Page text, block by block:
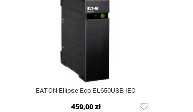
EATON Ellipse Eco EL650USB IEC
459,00 zł